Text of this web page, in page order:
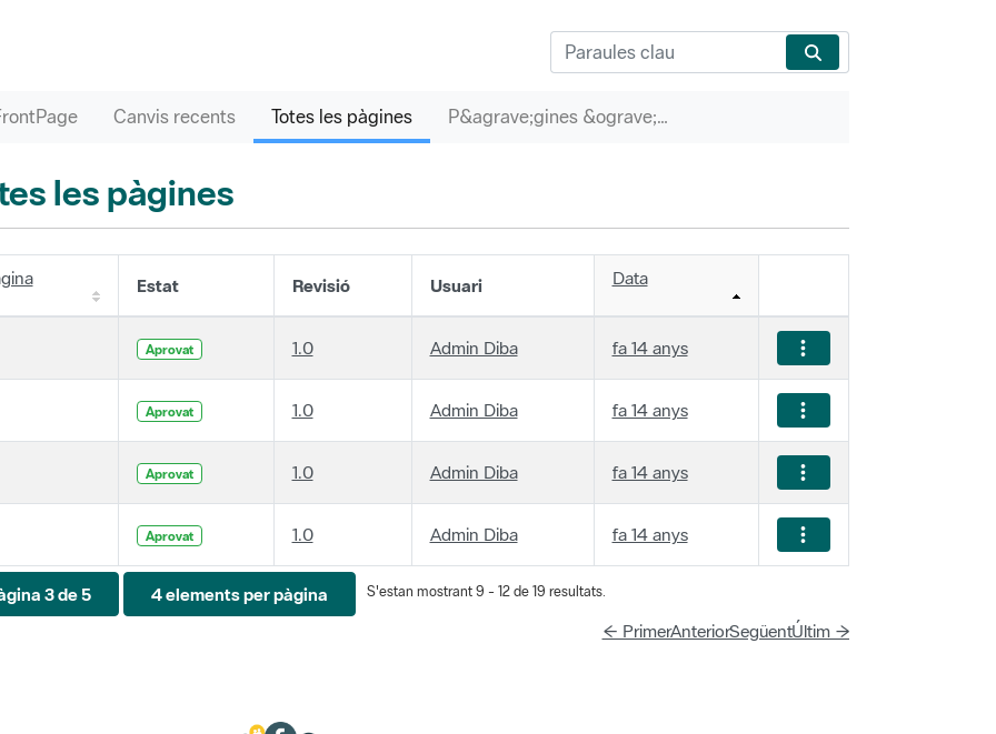
Canvis recents Totes les pàgines P&agrave;gines &ograve;rfenes
les pàgines
Estat Revisió Usuari Data
Aprovat 1.0 Admin Diba fa 14 anys
Aprovat 1.0 Admin Diba fa 14 anys
Aprovat 1.0 Admin Diba fa 14 anys
Aprovat 1.0 Admin Diba fa 14 anys
3 de 5 4 elements per pàgina S'estan mostrant 9 - 12 de 19 resultats.
← PrimerAnteriorSegüentÚltim →